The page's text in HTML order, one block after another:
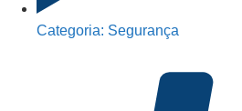
Categoria: Segurança